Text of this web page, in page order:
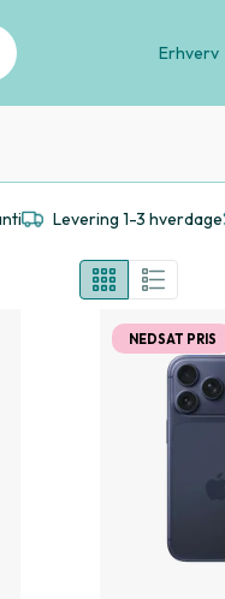
Erhverv
Levering 1-3 hverdage
NEDSAT PRIS